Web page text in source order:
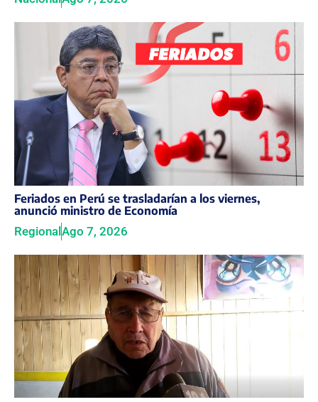
Feriados en Perú se trasladarían a los viernes,
anunció ministro de Economía
RegionalAgo 7, 2026